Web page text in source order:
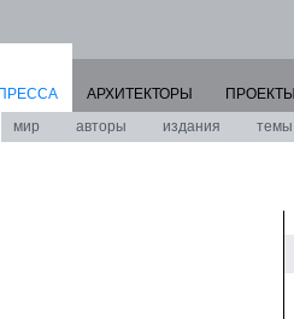
ПРЕССА
мир авторы издания темы
АРХИТЕКТОРЫ ПРОЕКТЫ